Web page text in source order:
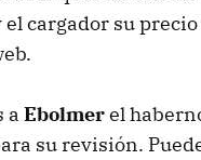
cargador su precio
a Ebolmerel
su revisión.